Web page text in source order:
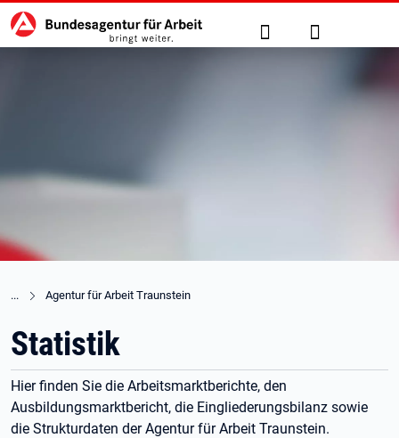
zu den Hauptinhalten springen
Hauptnavigation Suche Anmelden
Agentur für Arbeit Traunstein
Statistik
Hier finden Sie die Arbeitsmarktberichte, den
Ausbildungsmarktbericht, die Eingliederungsbilanz sowie
die Strukturdaten der Agentur für Arbeit Traunstein.